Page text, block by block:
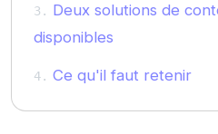
Deux solutions de
disponibles
Ce qu'il faut retenir